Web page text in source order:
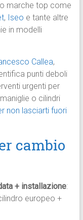
marche top come
, Iseo e tante altre
in modelli
Callea,
punti deboli
urgenti per
o cilindri
non lasciarti fuori
cambio
+ installazione:
europeo +